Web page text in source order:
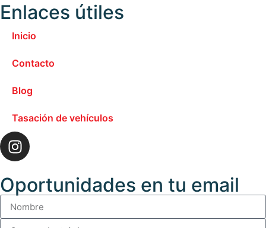
Enlaces útiles
Inicio
Contacto
Blog
Tasación de vehículos
Oportunidades en tu email